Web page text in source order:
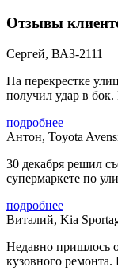
Отзывы
Сергей, ВАЗ-2111
На перекрестке
получил удар в бок.
подробнее
Антон, Toyota
30 декабря решил
супермаркете по
подробнее
Виталий, Kia
Недавно пришлось
кузовного ремонта.